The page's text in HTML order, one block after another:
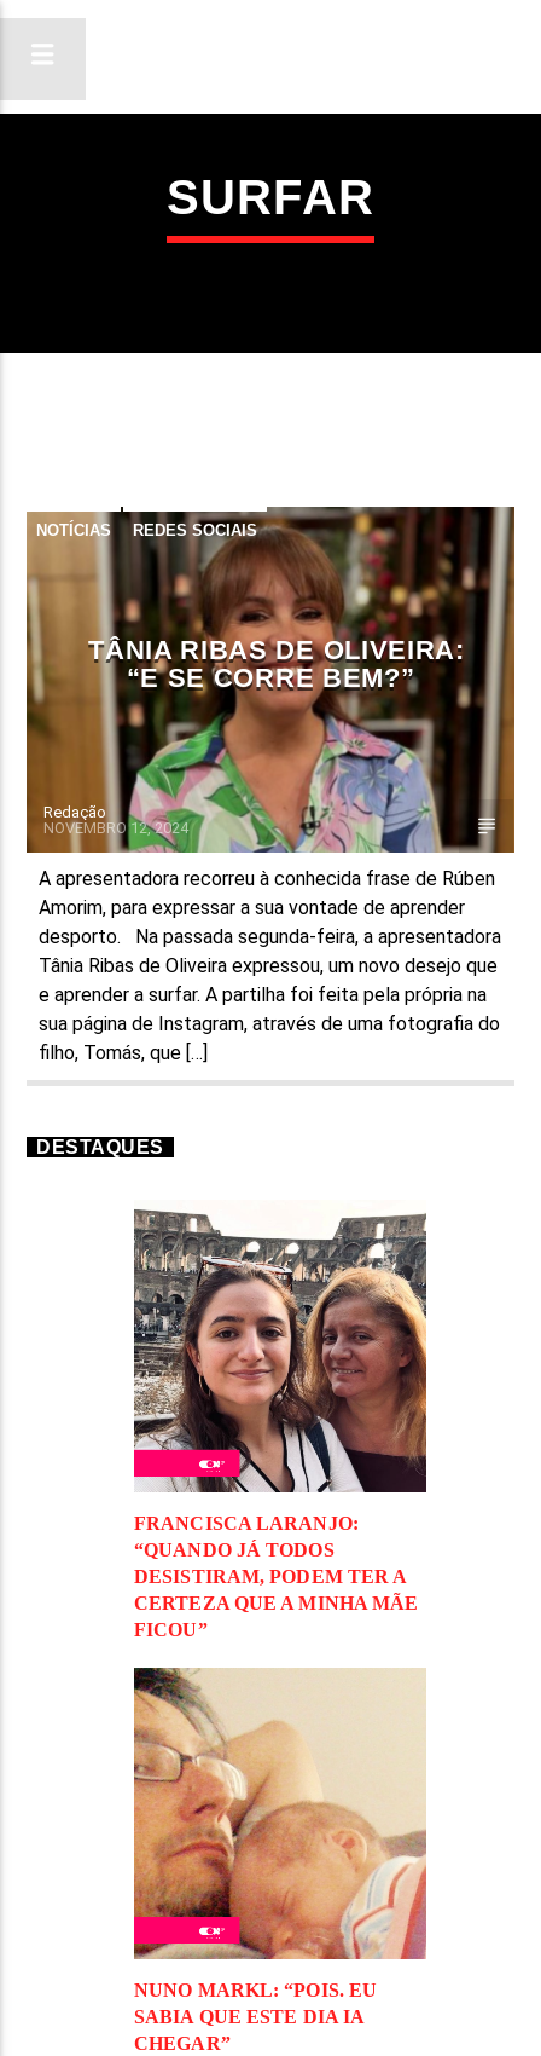
ON FM
LIGA-TE
FAIXA ATUAL
TÍTULO
ARTISTA
SURFAR
NOTÍCIAS REDES SOCIAIS
TÂNIA RIBAS DE OLIVEIRA:
“E SE CORRE BEM?”
Redação
NOVEMBRO 12, 2024
A apresentadora recorreu à conhecida frase de Rúben
Amorim, para expressar a sua vontade de aprender
desporto. Na passada segunda-feira, a apresentadora
Tânia Ribas de Oliveira expressou, um novo desejo que
e aprender a surfar. A partilha foi feita pela própria na
sua página de Instagram, através de uma fotografia do
filho, Tomás, que […]
DESTAQUES
FRANCISCA LARANJO:
“QUANDO JÁ TODOS
DESISTIRAM, PODEM TER A
CERTEZA QUE A MINHA MÃE
FICOU”
NUNO MARKL: “POIS. EU
SABIA QUE ESTE DIA IA
CHEGAR”